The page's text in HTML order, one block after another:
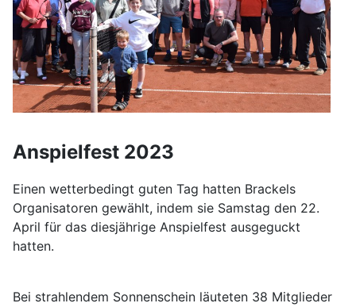
Anspielfest 2023
Einen wetterbedingt guten Tag hatten Brackels
Organisatoren gewählt, indem sie Samstag den 22.
April für das diesjährige Anspielfest ausgeguckt
hatten.
Bei strahlendem Sonnenschein läuteten 38 Mitglieder